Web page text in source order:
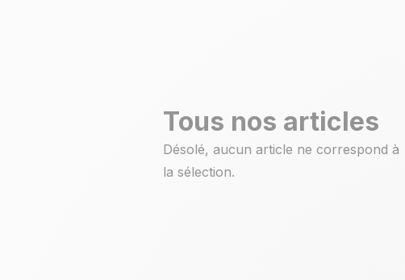
Tous nos articles
Désolé, aucun article ne correspond à
la sélection.